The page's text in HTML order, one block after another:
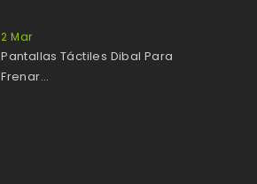
2 Mar
Pantallas Táctiles Dibal Para
Frenar...